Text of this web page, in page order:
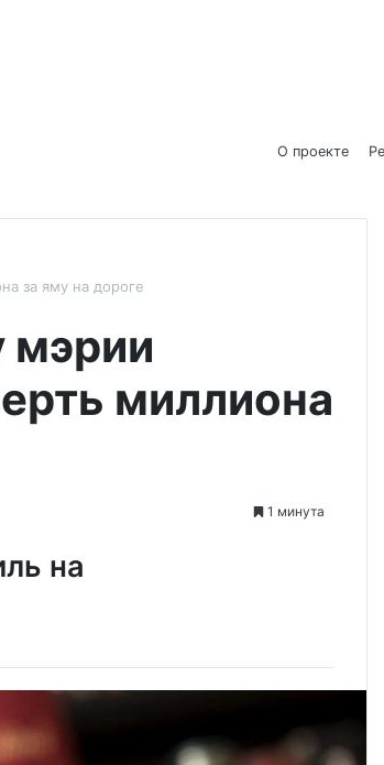
О проекте
за яму на дороге
мэрии
миллиона
1 минута
на